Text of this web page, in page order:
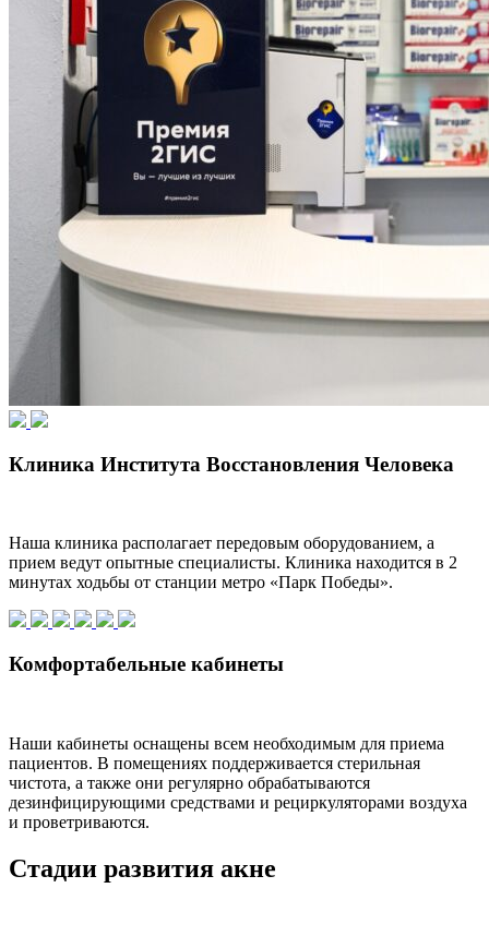
Клиника Института Восстановления Человека
Наша клиника располагает передовым оборудованием, а
прием ведут опытные специалисты. Клиника находится в 2
минутах ходьбы от станции метро «Парк Победы».
Комфортабельные кабинеты
Наши кабинеты оснащены всем необходимым для приема
пациентов. В помещениях поддерживается стерильная
чистота, а также они регулярно обрабатываются
дезинфицирующими средствами и рециркуляторами воздуха
и проветриваются.
Стадии развития акне